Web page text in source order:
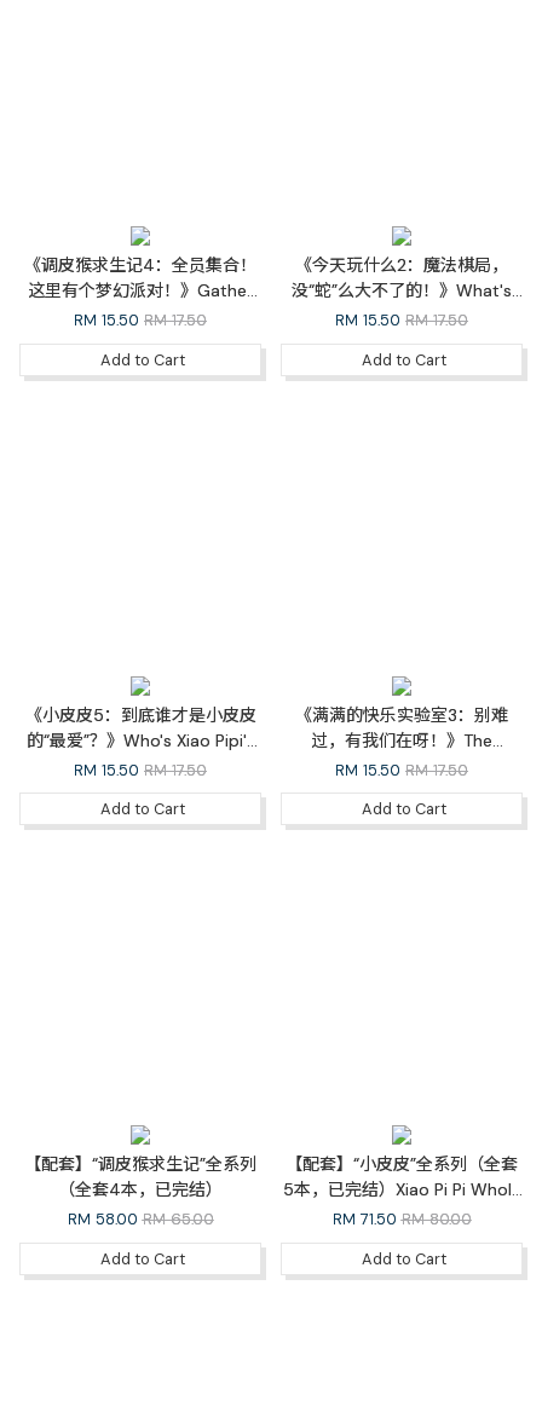
《调皮猴求生记4：全员集合！
这里有个梦幻派对！》Gather
Around! A Dreamy Party
Awaits!（完结篇）
RM 15.50 RM 17.50
Add to Cart
《今天玩什么2：魔法棋局，
没“蛇”么大不了的！》What's
The Game Today 2: The
Enchanted Board Game
RM 15.50 RM 17.50
Add to Cart
《小皮皮5：到底谁才是小皮皮
的“最爱”？》Who's Xiao Pipi's
Best Buddy?（完结篇）
RM 15.50 RM 17.50
Add to Cart
《满满的快乐实验室3：别难
过，有我们在呀！》The
Happiness Lab 03: We've Got
Your Back（完结篇）
RM 15.50 RM 17.50
Add to Cart
【配套】“调皮猴求生记”全系列
（全套4本，已完结）
RM 58.00 RM 65.00
Add to Cart
【配套】“小皮皮”全系列（全套
5本，已完结）Xiao Pi Pi Whole
Series
RM 71.50 RM 80.00
Add to Cart